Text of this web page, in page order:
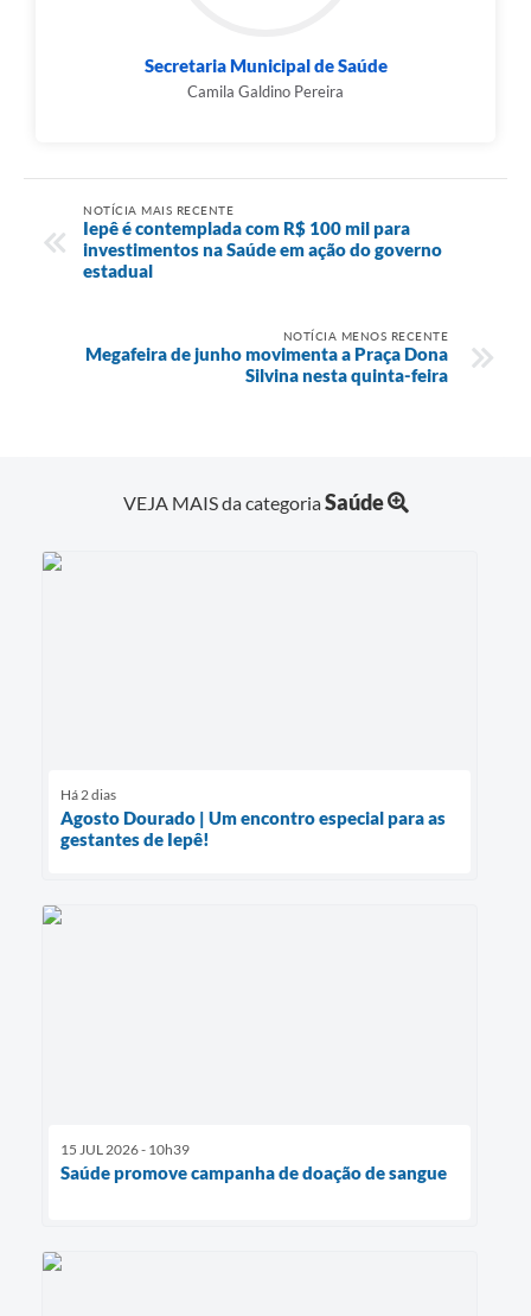
Secretaria Municipal de Saúde
Camila Galdino Pereira
NOTÍCIA MAIS RECENTE
Iepê é contemplada com R$ 100 mil para
investimentos na Saúde em ação do governo
estadual
NOTÍCIA MENOS RECENTE
Megafeira de junho movimenta a Praça Dona
Silvina nesta quinta-feira
VEJA MAIS da categoriaSaúde
Há 2 dias
Agosto Dourado | Um encontro especial para as
gestantes de Iepê!
15 JUL 2026 - 10h39
Saúde promove campanha de doação de sangue